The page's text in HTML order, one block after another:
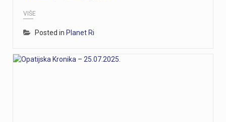
VIŠE
Posted in Planet Ri